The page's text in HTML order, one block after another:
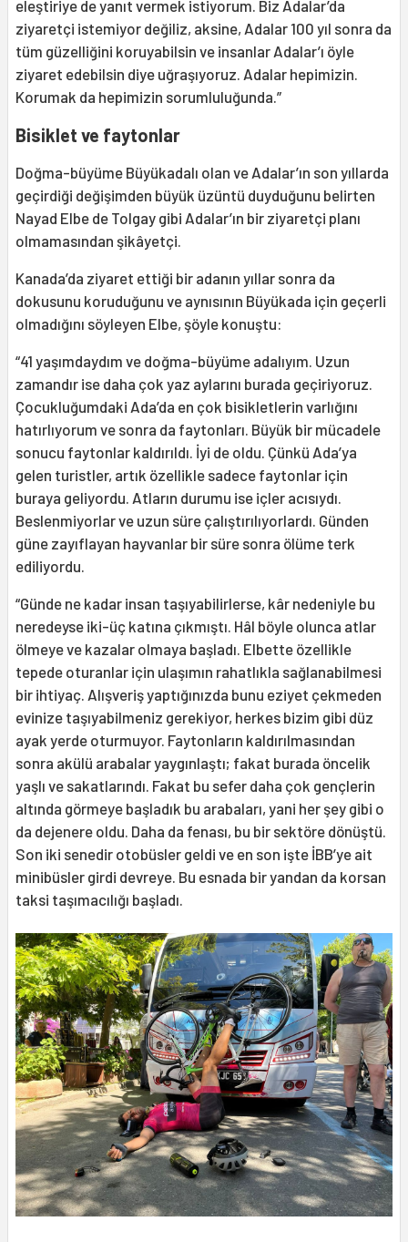
eleştiriye de yanıt vermek istiyorum. Biz Adalar’da
ziyaretçi istemiyor değiliz, aksine, Adalar 100 yıl sonra da
tüm güzelliğini koruyabilsin ve insanlar Adalar’ı öyle
ziyaret edebilsin diye uğraşıyoruz. Adalar hepimizin.
Korumak da hepimizin sorumluluğunda.”
Bisiklet ve faytonlar
Doğma-büyüme Büyükadalı olan ve Adalar’ın son yıllarda
geçirdiği değişimden büyük üzüntü duyduğunu belirten
Nayad Elbe de Tolgay gibi Adalar’ın bir ziyaretçi planı
olmamasından şikâyetçi.
Kanada’da ziyaret ettiği bir adanın yıllar sonra da
dokusunu koruduğunu ve aynısının Büyükada için geçerli
olmadığını söyleyen Elbe, şöyle konuştu:
“41 yaşımdaydım ve doğma-büyüme adalıyım. Uzun
zamandır ise daha çok yaz aylarını burada geçiriyoruz.
Çocukluğumdaki Ada’da en çok bisikletlerin varlığını
hatırlıyorum ve sonra da faytonları. Büyük bir mücadele
sonucu faytonlar kaldırıldı. İyi de oldu. Çünkü Ada’ya
gelen turistler, artık özellikle sadece faytonlar için
buraya geliyordu. Atların durumu ise içler acısıydı.
Beslenmiyorlar ve uzun süre çalıştırılıyorlardı. Günden
güne zayıflayan hayvanlar bir süre sonra ölüme terk
ediliyordu.
“Günde ne kadar insan taşıyabilirlerse, kâr nedeniyle bu
neredeyse iki-üç katına çıkmıştı. Hâl böyle olunca atlar
ölmeye ve kazalar olmaya başladı. Elbette özellikle
tepede oturanlar için ulaşımın rahatlıkla sağlanabilmesi
bir ihtiyaç. Alışveriş yaptığınızda bunu eziyet çekmeden
evinize taşıyabilmeniz gerekiyor, herkes bizim gibi düz
ayak yerde oturmuyor. Faytonların kaldırılmasından
sonra akülü arabalar yaygınlaştı; fakat burada öncelik
yaşlı ve sakatlarındı. Fakat bu sefer daha çok gençlerin
altında görmeye başladık bu arabaları, yani her şey gibi o
da dejenere oldu. Daha da fenası, bu bir sektöre dönüştü.
Son iki senedir otobüsler geldi ve en son işte İBB’ye ait
minibüsler girdi devreye. Bu esnada bir yandan da korsan
taksi taşımacılığı başladı.